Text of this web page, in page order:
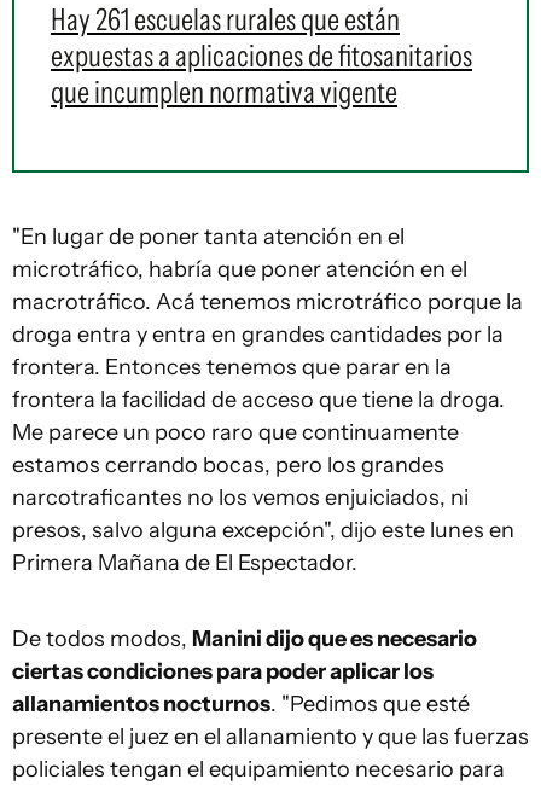
Hay 261 escuelas rurales que están
expuestas a aplicaciones de fitosanitarios
que incumplen normativa vigente
"En lugar de poner tanta atención en el
microtráfico, habría que poner atención en el
macrotráfico. Acá tenemos microtráfico porque la
droga entra y entra en grandes cantidades por la
frontera. Entonces tenemos que parar en la
frontera la facilidad de acceso que tiene la droga.
Me parece un poco raro que continuamente
estamos cerrando bocas, pero los grandes
narcotraficantes no los vemos enjuiciados, ni
presos, salvo alguna excepción", dijo este lunes en
Primera Mañana de El Espectador.
De todos modos, Manini dijo que es necesario
ciertas condiciones para poder aplicar los
allanamientos nocturnos. "Pedimos que esté
presente el juez en el allanamiento y que las fuerzas
policiales tengan el equipamiento necesario para